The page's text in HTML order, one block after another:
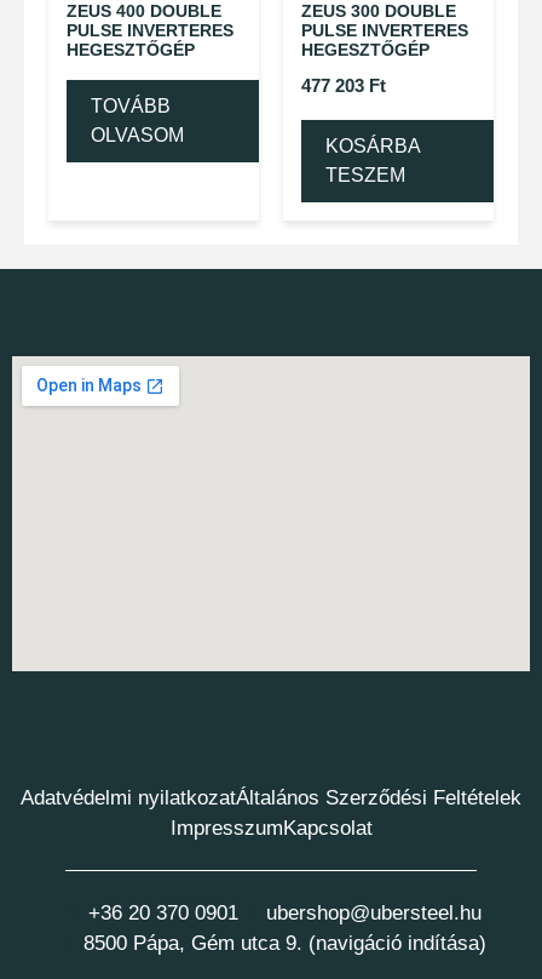
ZEUS 400 DOUBLE
PULSE INVERTERES
HEGESZTŐGÉP
TOVÁBB
OLVASOM
ZEUS 300 DOUBLE
PULSE INVERTERES
HEGESZTŐGÉP
477 203 Ft
KOSÁRBA
TESZEM
Adatvédelmi nyilatkozatÁltalános Szerződési Feltételek
Impresszum Kapcsolat
+36 20 370 0901
ubershop@ubersteel.hu
8500 Pápa, Gém utca 9. (navigáció indítása)